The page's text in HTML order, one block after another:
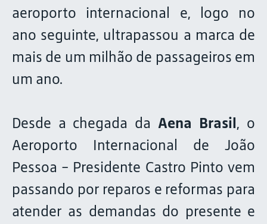
aeroporto internacional e, logo no
ano seguinte, ultrapassou a marca de
mais de um milhão de passageiros em
um ano.
Desde a chegada da Aena Brasil, o
Aeroporto Internacional de João
Pessoa - Presidente Castro Pinto vem
passando por reparos e reformas para
atender as demandas do presente e